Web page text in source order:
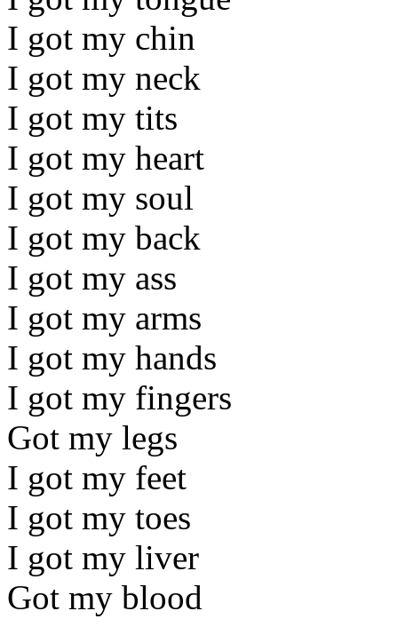
I got my chin
I got my neck
I got my tits
I got my heart
I got my soul
I got my back
I got my ass
I got my arms
I got my hands
I got my fingers
Got my legs
I got my feet
I got my toes
I got my liver
Got my blood